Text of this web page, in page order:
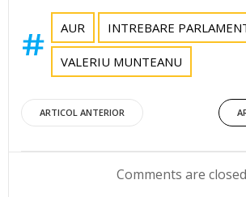
AUR INTREBARE
VALERIU MUNTEANU
Post
navigation
ARTICOL ANTERIOR
Comments are closed